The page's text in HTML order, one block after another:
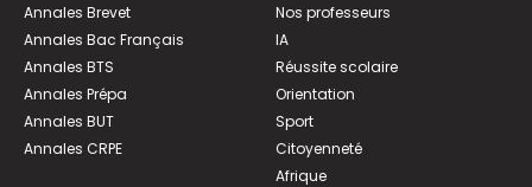
Annales Brevet
Annales Bac Français
Annales BTS
Annales Prépa
Annales BUT
Annales CRPE
Nos professeurs
IA
Réussite scolaire
Orientation
Sport
Citoyenneté
Afrique